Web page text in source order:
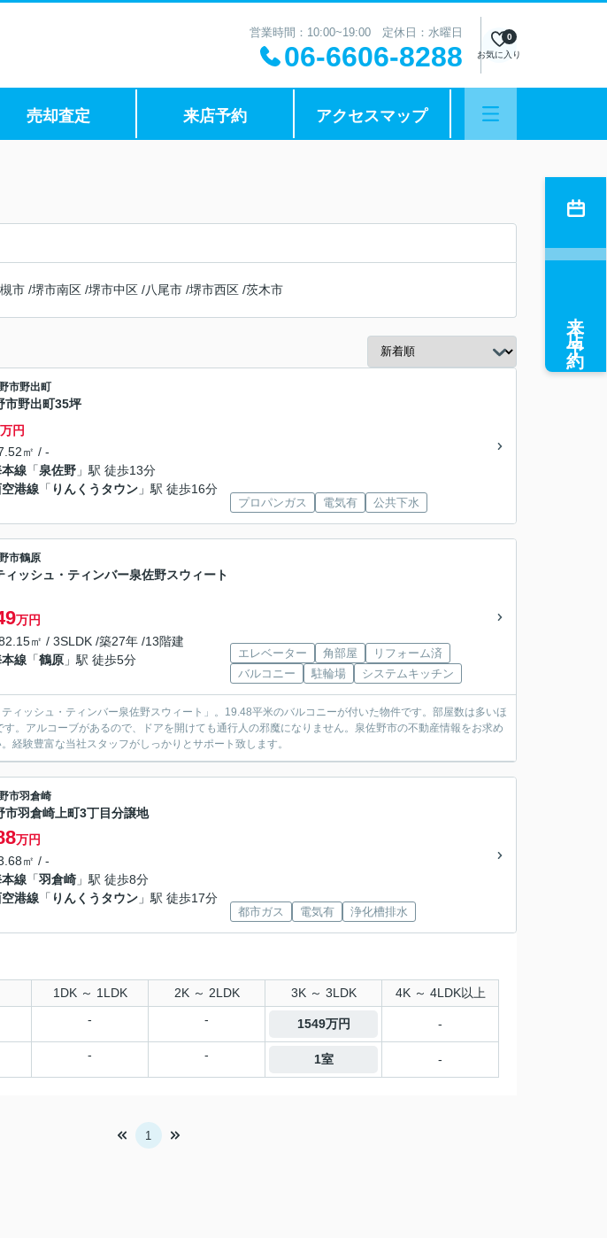
営業時間：10:00~19:00 定休日：水曜日
06-6606-8288 お気に入り
0
売却査定 来店予約 アクセスマップ
市 /堺市南区 /堺市中区 /八尾市 /堺市西区 /茨木市
市野出町
市野出町35坪
万円
㎡ / -
線 「泉佐野 」駅 徒歩13分
空港線 「 りんくうタウン 」駅 徒歩16分
プロパンガス 電気有 公共下水
市鶴原
ィッシュ・ティンバー泉佐野スウィート
万円
㎡ / 3SLDK /築27年 /13階建
線 「鶴原 」駅 徒歩5分 エレベーター 角部屋
リフォーム済
バルコニー
駐輪場 システムキッチン
ィッシュ・ティンバー泉佐野スウィート」。19.48平米のバルコニーが付いた物件です。部屋数は多いほ
。アルコーブがあるので、ドアを開けても通行人の邪魔になりません。泉佐野市の不動産情報をお求め
経験豊富な当社スタッフがしっかりとサポート致します。
市羽倉崎
市羽倉崎上町3丁目分譲地
万円
㎡ / -
線 「羽倉崎 」駅 徒歩8分
空港線 「 りんくうタウン 」駅 徒歩17分
都市ガス 電気有 浄化槽排水
1DK ～ 1LDK 2K ～ 2LDK 3K ～ 3LDK 4K ～ 4LDK以上
- - 1549万円 -
- - 1室 -
1
来店予約